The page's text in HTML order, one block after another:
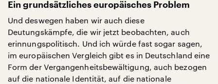
Ein grundsätzliches europäisches Problem
Und deswegen haben wir auch diese
Deutungskämpfe, die wir jetzt beobachten, auch
erinnungspolitisch. Und ich würde fast sogar sagen,
im europäischen Vergleich gibt es in Deutschland eine
Form der Vergangenheitsbewältigung, auch bezogen
auf die nationale Identität, auf die nationale